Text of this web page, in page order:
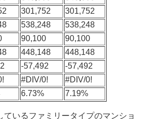
301,752
301,752
538,248
538,248
90,100
90,100
448,148
448,148
-57,492
-57,492
#DIV/0!
#DIV/0!
6.73% 7.19%
ているファミリータイプのマンショ